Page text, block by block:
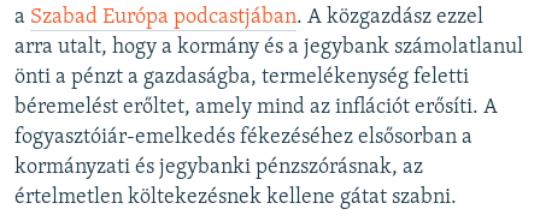
a Szabad Európa podcastjában. A közgazdász ezzel
arra utalt, hogy a kormány és a jegybank számolatlanul
önti a pénzt a gazdaságba, termelékenység feletti
béremelést erőltet, amely mind az inflációt erősíti. A
fogyasztóiár-emelkedés fékezéséhez elsősorban a
kormányzati és jegybanki pénzszórásnak, az
értelmetlen költekezésnek kellene gátat szabni.